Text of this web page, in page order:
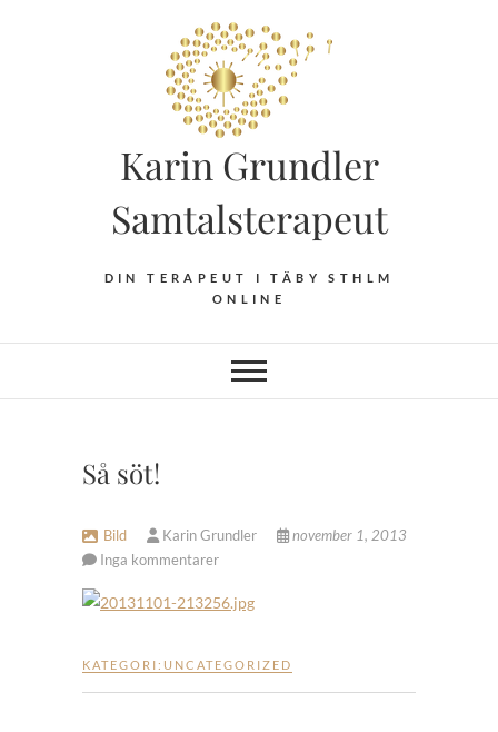
Karin Grundler
Samtalsterapeut
DIN TERAPEUT I TÄBY STHLM
ONLINE
Så söt!
Bild Karin Grundler
november 1, 2013
Inga kommentarer
KATEGORI: UNCATEGORIZED